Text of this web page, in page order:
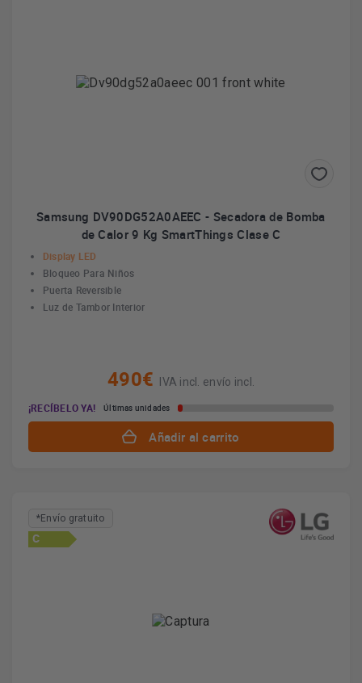
Samsung DV90DG52A0AEEC - Secadora de Bomba
de Calor 9 Kg SmartThings Clase C
Display LED
Bloqueo Para Niños
Puerta Reversible
Luz de Tambor Interior
490€
IVA incl. envío incl.
¡RECÍBELO YA!
Últimas unidades
Añadir al carrito
*Envío gratuito
C